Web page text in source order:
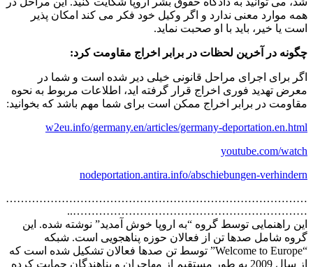
همه موارد معنی ندارد و اگر وکیل خود فکر می کند امکان پذیر
است یا خیر، باید با او صحبت نماید.
چگونه در آخرین لحظات در برابر اخراج مقاومت کرد:
اگر برای اجرای مراحل قانونی خیلی دیر شده است و شما در
معرض تهدید فوری اخراج قرار گرفته اید، اطلاعات مربوط به نحوه
مقاومت در برابر اخراج ممکن است برای شما مهم باشد که بخوانید:
w2eu.info/germany.en/articles/germany-deportation.en.html
youtube.com/watch
nodeportation.antira.info/abschiebungen-verhindern
………………………………………………………………………
………………………………………………………..
این راهنمایی توسط گروه “به اروپا خوش آمدید” نوشته شده. این
گروه شامل صدها تن از فعالان حوزه پناهجویی است. شبکه
“Welcome to Europe” توسط تن صدها فعالان تشکیل شده است که
از سال 2009 به طور مستقیم از مهاجران و پناهندگان حمایت کرده